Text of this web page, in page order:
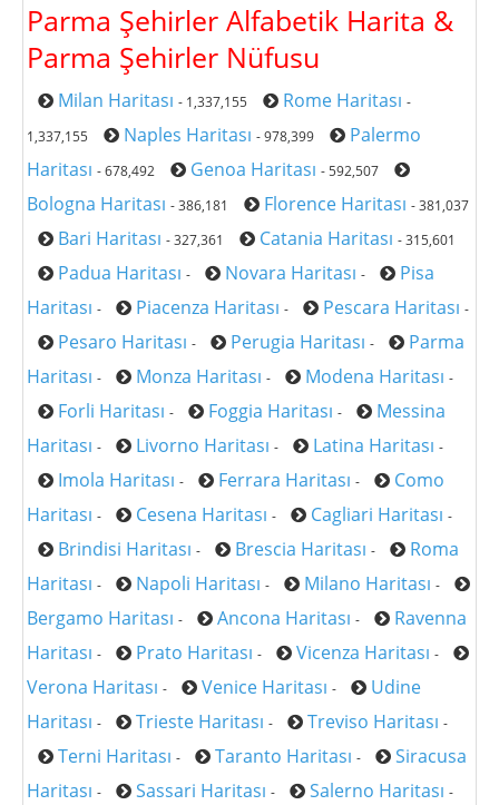
Parma Şehirler Alfabetik Harita &
Parma Şehirler Nüfusu
Milan Haritası - 1,337,155 Rome Haritası -
1,337,155
Naples Haritası - 978,399
Palermo
Haritası - 678,492 Genoa Haritası - 592,507
Bologna Haritası - 386,181 Florence Haritası - 381,037
Bari Haritası - 327,361 Catania Haritası - 315,601
Padua Haritası - Novara Haritası -
Pisa
Haritası - Piacenza Haritası - Pescara Haritası -
Pesaro Haritası - Perugia Haritası -
Parma
Haritası - Monza Haritası - Modena Haritası -
Forli Haritası - Foggia Haritası -
Messina
Haritası - Livorno Haritası - Latina Haritası -
Imola Haritası - Ferrara Haritası -
Como
Haritası - Cesena Haritası - Cagliari Haritası -
Brindisi Haritası - Brescia Haritası -
Roma
Haritası - Napoli Haritası - Milano Haritası -
Bergamo Haritası - Ancona Haritası -
Ravenna
Haritası - Prato Haritası - Vicenza Haritası -
Verona Haritası - Venice Haritası -
Udine
Haritası - Trieste Haritası - Treviso Haritası -
Terni Haritası - Taranto Haritası -
Siracusa
Haritası - Sassari Haritası - Salerno Haritası -